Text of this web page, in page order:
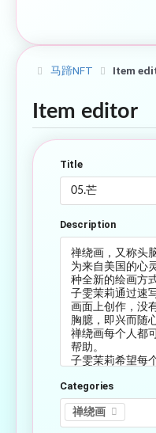
马蹄NFT Item
Item editor
Title
Description
Categories
禅绕画